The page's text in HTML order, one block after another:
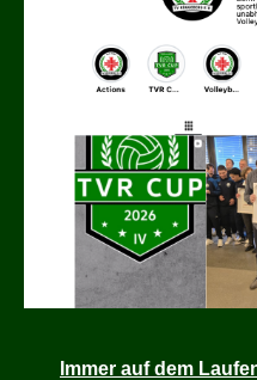
Immer auf dem